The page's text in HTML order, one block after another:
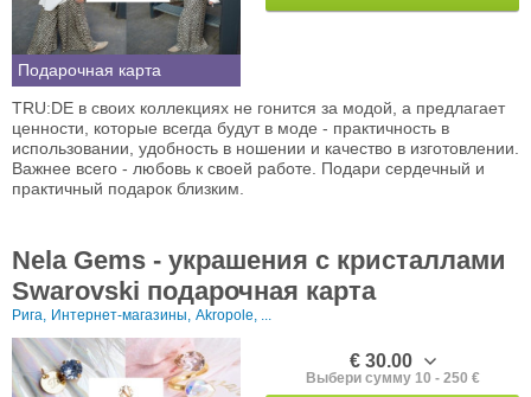
Подарочная карта
TRU:DE в своих коллекциях не гонится за модой, а предлагает
ценности, которые всегда будут в моде - практичность в
использовании, удобность в ношении и качество в изготовлении.
Важнее всего - любовь к своей работе. Подари сердечный и
практичный подарок близким.
Nela Gems - украшения с кристаллами
Swarovski подарочная карта
Рига, Интернет-магазины, Akropole, ...
€ 30.00
Выбери сумму 10 - 250 €